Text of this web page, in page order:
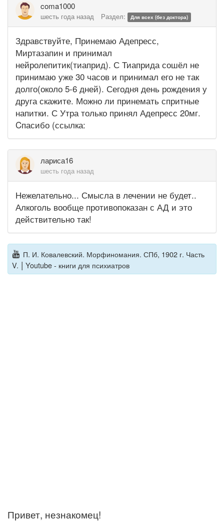
coma1000
шесть года назад Раздел: Для всех (без доктора)
Здравствуйте, Принемаю Адепресс,
Миртазапин и принимал
нейролепитик(тиаприд). С Тиаприда сошёл не
принимаю уже 30 часов и принимал его не так
долго(около 5-6 дней). Сегодня день рождения у
друга скажите. Можно ли принемать спритные
напитки. С Утра только принял Адепресс 20мг.
Cпасибо (ссылка:
лариса16
шесть года назад
Нежелательно... Смысла в лечении не будет..
Алкоголь вообще противопоказан с АД и это
действительно так!
П. И. Ковалевский. Морфиномания. СПб, 1902 г. Часть
V. | Youtube - книги для психиатров
Привет, незнакомец!